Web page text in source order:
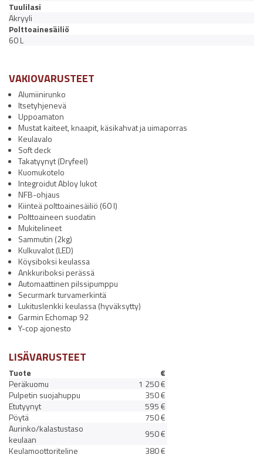
Tuulilasi
Akryyli
Polttoainesäiliö
60 L
VAKIOVARUSTEET
Alumiinirunko
Itsetyhjenevä
Uppoamaton
Mustat kaiteet, knaapit, käsikahvat ja uimaporras
Keulavalo
Soft deck
Takatyynyt (Dryfeel)
Kuomukotelo
Integroidut Abloy lukot
NFB-ohjaus
Kiinteä polttoainesäiliö (60 l)
Polttoaineen suodatin
Mukitelineet
Sammutin (2kg)
Kulkuvalot (LED)
Köysiboksi keulassa
Ankkuriboksi perässä
Automaattinen pilssipumppu
Securmark turvamerkintä
Lukituslenkki keulassa (hyväksytty)
Garmin Echomap 92
Y-cop ajonesto
LISÄVARUSTEET
Tuote
€
Peräkuomu
1 250 €
Pulpetin suojahuppu
350 €
Etutyynyt
595 €
Pöytä
750 €
Aurinko/kalastustaso
keulaan
950 €
Keulamoottoriteline
380 €